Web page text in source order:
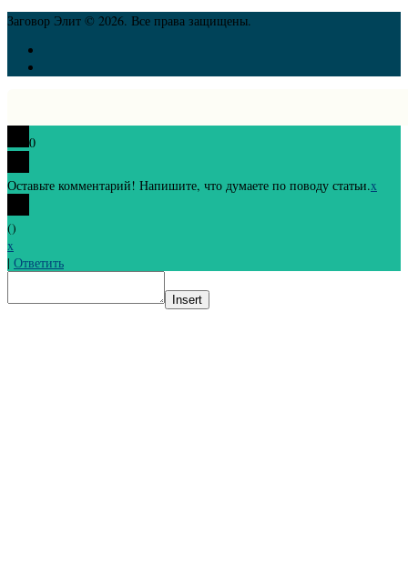
Заговор Элит © 2026. Все права защищены.
0
Оставьте комментарий! Напишите, что думаете по поводу статьи.x
()
x
| Ответить
Insert